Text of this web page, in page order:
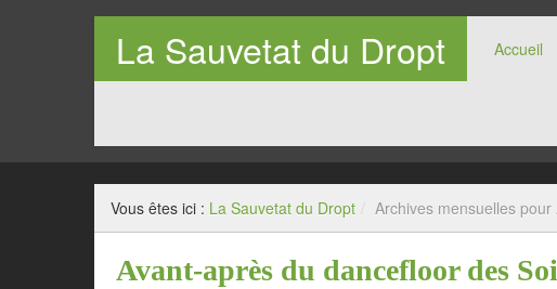
La Sauvetat du Dropt Accueil
Vous êtes ici : La Sauvetat du Dropt / Archives mensuelles pour
Avant-après du dancefloor des